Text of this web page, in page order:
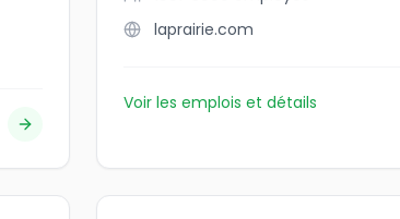
laprairie.com
Voir les emplois et détails